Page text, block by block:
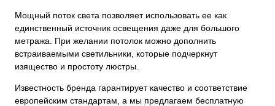
Мощный поток света позволяет использовать ее как
единственный источник освещения даже для большого
метража. При желании потолок можно дополнить
встраиваемыми светильники, которые подчеркнут
изящество и простоту люстры.
Известность бренда гарантирует качество и соответствие
европейским стандартам, а мы предлагаем бесплатную